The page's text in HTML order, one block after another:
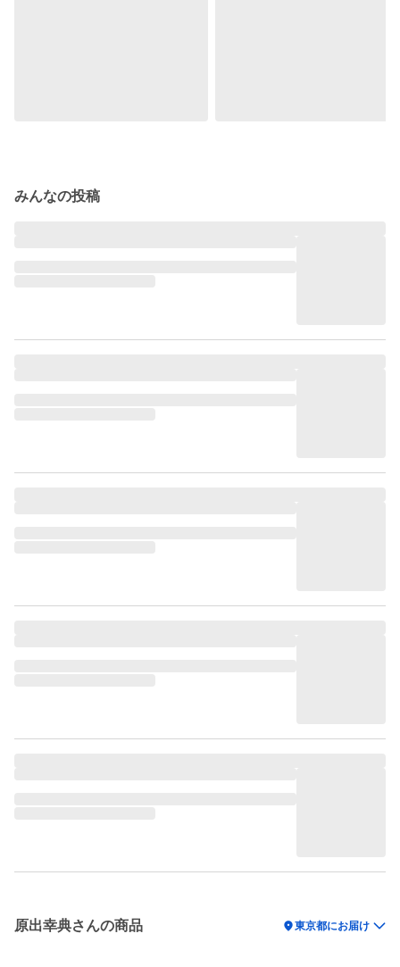
みんなの投稿
原出幸典さんの商品 location_on東京都にお届け